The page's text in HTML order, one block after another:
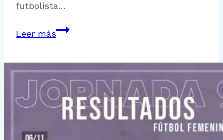
futbolista…
Leer másAlexia
ganadora
del
Balón
de